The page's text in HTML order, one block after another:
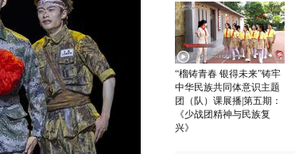
“榴铸青春 银得未来”铸牢
中华民族共同体意识主题
团（队）课展播|第五期：
《少战团精神与民族复
兴》